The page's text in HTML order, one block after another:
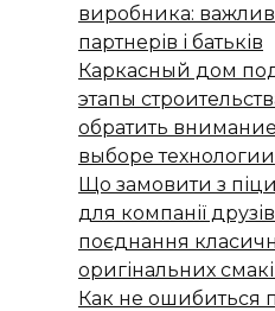
виробника:
партнерів і батьків
Каркасный дом
этапы
обратить
выборе технологии
Що замовити з
для компанії
поєднання
оригінальних
Как не ошибиться